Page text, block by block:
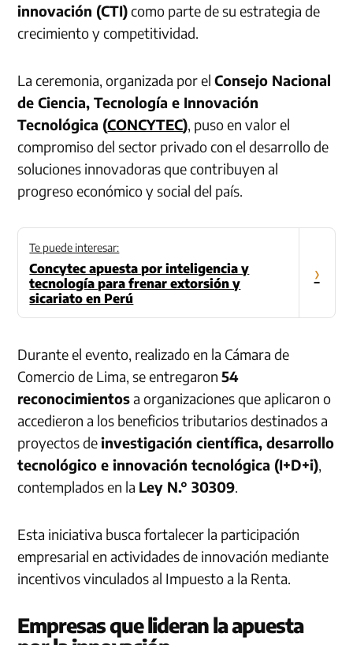
innovación (CTI)como parte de su estrategia de
crecimiento y competitividad.
La ceremonia, organizada por elConsejo Nacional
de Ciencia, Tecnología e Innovación
Tecnológica (CONCYTEC), puso en valor el
compromiso del sector privado con el desarrollo de
soluciones innovadoras que contribuyen al
progreso económico y social del país.
Te puede interesar:
Concytec apuesta por inteligencia y
tecnología para frenar extorsión y
sicariato en Perú
›
Durante el evento, realizado en la Cámara de
Comercio de Lima, se entregaron54
reconocimientosa organizaciones que aplicaron o
accedieron a los beneficios tributarios destinados a
proyectos deinvestigación científica, desarrollo
tecnológico e innovación tecnológica (I+D+i),
contemplados en la Ley N.° 30309.
Esta iniciativa busca fortalecer la participación
empresarial en actividades de innovación mediante
incentivos vinculados al Impuesto a la Renta.
Empresas que lideran la apuesta